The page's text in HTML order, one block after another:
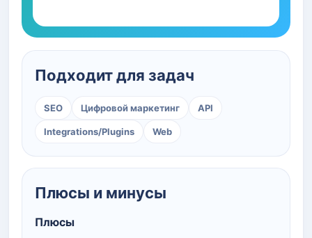
Подходит для задач
SEO Цифровой маркетинг API
Integrations/Plugins Web
Плюсы и минусы
Плюсы